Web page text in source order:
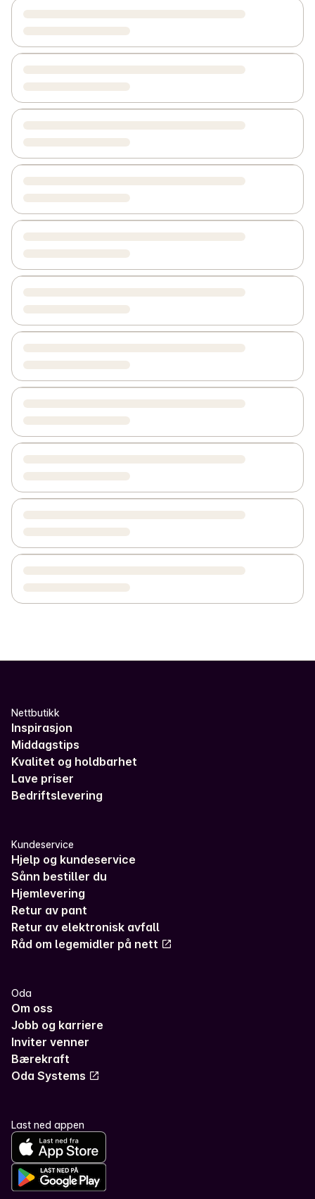
Nettbutikk
Inspirasjon
Middagstips
Kvalitet og holdbarhet
Lave priser
Bedriftslevering
Kundeservice
Hjelp og kundeservice
Sånn bestiller du
Hjemlevering
Retur av pant
Retur av elektronisk avfall
Råd om legemidler på nett
Oda
Om oss
Jobb og karriere
Inviter venner
Bærekraft
Oda Systems
Last ned appen